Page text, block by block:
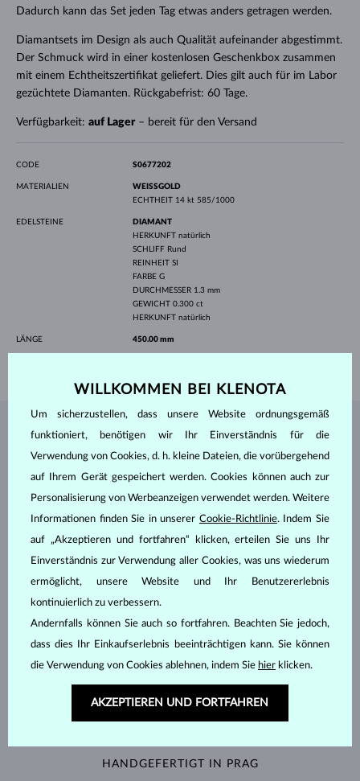
Dadurch kann das Set jeden Tag etwas anders getragen werden.
Diamantsets im Design als auch Qualität aufeinander abgestimmt.
Der Schmuck wird in einer kostenlosen Geschenkbox zusammen
mit einem Echtheitszertifikat geliefert. Dies gilt auch für im Labor
gezüchtete Diamanten. Rückgabefrist: 60 Tage.
Verfügbarkeit: auf Lager– bereit für den Versand
CODE S0677202
MATERIALIEN
WEISSGOLD
ECHTHEIT 14 kt 585/1000
EDELSTEINE
DIAMANT
HERKUNFT natürlich
SCHLIFF Rund
REINHEIT SI
FARBE G
DURCHMESSER 1.3 mm
GEWICHT 0.300 ct
HERKUNFT natürlich
LÄNGE 450.00 mm
SCHMUCK AUS DEMKLENOTA ATELIER
HANDGEFERTIGT IN PRAG
WILLKOMMEN BEI KLENOTA
Um sicherzustellen, dass unsere Website ordnungsgemäß
funktioniert, benötigen wir Ihr Einverständnis für die
Verwendung von Cookies, d. h. kleine Dateien, die vorübergehend
auf Ihrem Gerät gespeichert werden. Cookies können auch zur
Personalisierung von Werbeanzeigen verwendet werden. Weitere
Informationen finden Sie in unserer Cookie-Richtlinie. Indem Sie
auf „Akzeptieren und fortfahren“ klicken, erteilen Sie uns Ihr
Einverständnis zur Verwendung aller Cookies, was uns wiederum
ermöglicht, unsere Website und Ihr Benutzererlebnis
kontinuierlich zu verbessern.
Andernfalls können Sie auch so fortfahren. Beachten Sie jedoch,
dass dies Ihr Einkaufserlebnis beeinträchtigen kann. Sie können
die Verwendung von Cookies ablehnen, indem Sie hier klicken.
AKZEPTIEREN UND FORTFAHREN